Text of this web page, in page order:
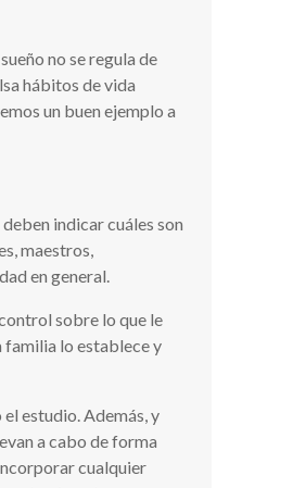
no se regula de
hábitos de vida
un buen ejemplo a
indicar cuáles son
maestros,
en general.
sobre lo que le
familia lo establece y
estudio. Además, y
a cabo de forma
cualquier